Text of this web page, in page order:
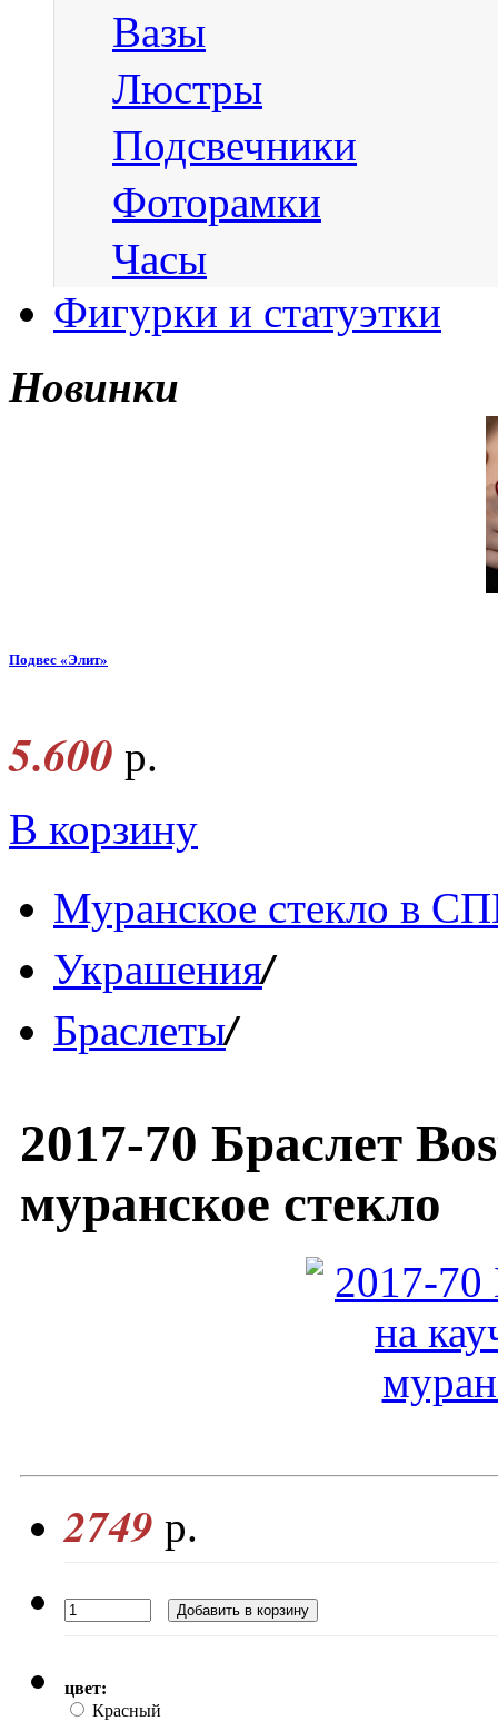
Вазы
Люстры
Подсвечники
Фоторамки
Часы
Фигурки и статуэтки
Новинки
Подвес «Элит»
5.600 р.
В корзину
Муранское стекло в
Украшения/
Браслеты/
2017-70 Браслет
муранское стекло
2749 р.
цвет:
Красный